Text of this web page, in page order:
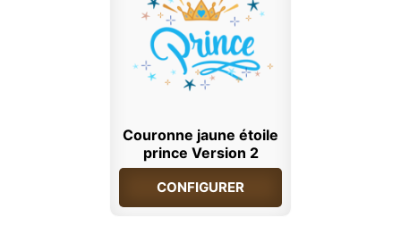
Couronne jaune étoile
prince Version 2
CONFIGURER